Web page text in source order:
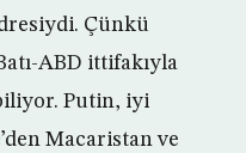
Çünkü
ABD ittifakıyla
Putin, iyi
Macaristan ve